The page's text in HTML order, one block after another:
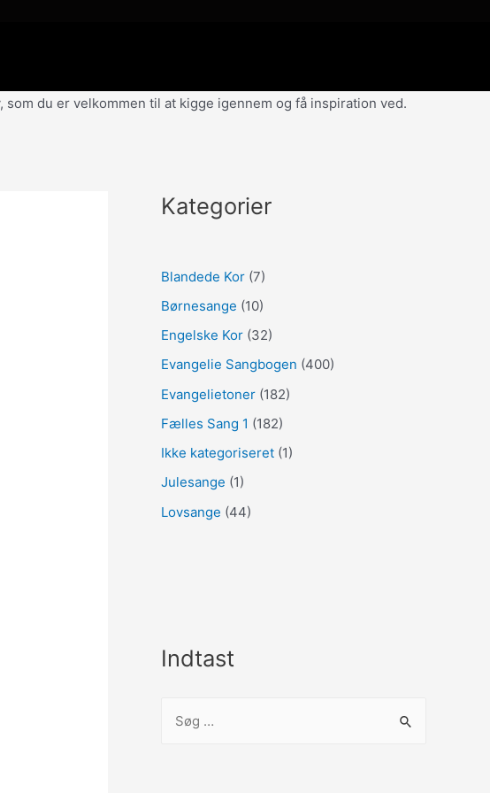
du er velkommen til at kigge igennem og få inspiration ved.
Kategorier
Blandede Kor (7)
Børnesange (10)
Engelske Kor (32)
Evangelie Sangbogen (400)
Evangelietoner (182)
Fælles Sang 1 (182)
Ikke kategoriseret (1)
Julesange (1)
Lovsange (44)
Indtast